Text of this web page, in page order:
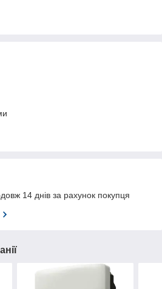
14 днів за рахунок покупця